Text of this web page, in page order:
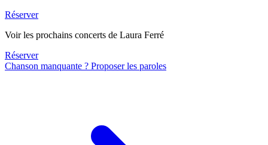
Réserver
Voir les prochains concerts de Laura Ferré
Réserver
Chanson manquante ? Proposer les paroles